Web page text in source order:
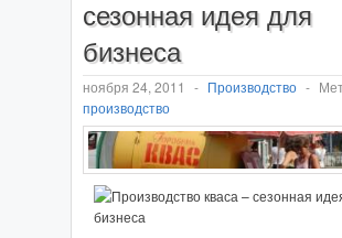
сезонная идея для
бизнеса
ноября 24, 2011 - Производство -
производство